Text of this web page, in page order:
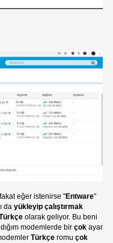
fakat eğer istenirse "Entware"
da yükleyip çalıştırmak
olarak geliyor. Bu beni
modemlerde bir çok ayar
Türkçe romu çok